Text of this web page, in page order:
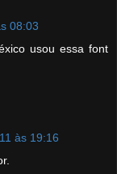
08:03
usou essa font
às 19:16